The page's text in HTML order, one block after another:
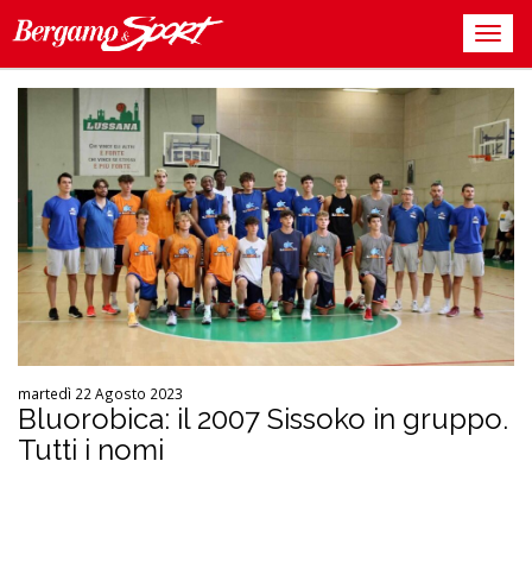
martedì 22 Agosto 2023
Bluorobica: il 2007 Sissoko in gruppo.
Tutti i nomi